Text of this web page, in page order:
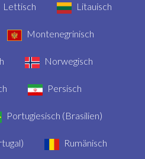
Lettisch Litauisch
Montenegrinisch
Norwegisch
Persisch
Portugiesisch (Brasilien)
Rumänisch